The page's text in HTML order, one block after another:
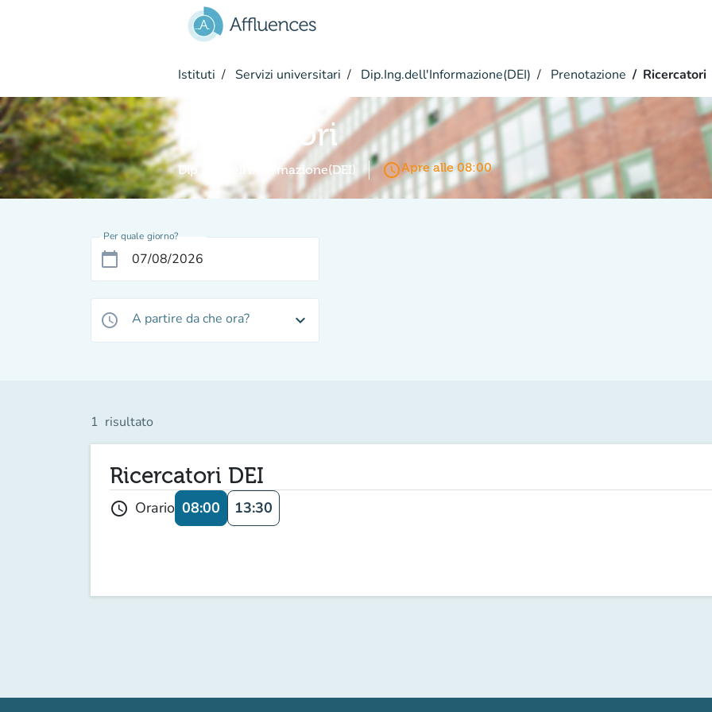
Istituti Servizi universitari Dip.Ing.dell'Informazione(DEI) Prenotazione Ricercatori
Ricercatori
Dip.Ing.dell'Informazione(DEI) access_timeApre alle 08:00
Per quale giorno?
calendar_today
access_time A partire da che ora? expand_more
1 risultato
Ricercatori DEI
schedule Orario 08:00 13:30